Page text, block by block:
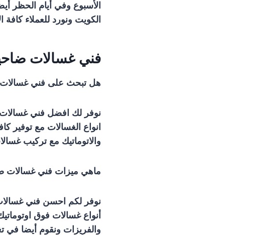
الأسبوع وفي أيام الحظر
الكويت ونورد للعملاء
فني غسالات
هل تبحث على فني غسالات
نوفر لك افضل فني غسالات
انواع الغسالات مع توفير
والاتوماتيك مع تركيب
ماهي ميزات فني غسالات
نوفر لكم احسن فني غسالات
أنواع غسالات فوق
والفريزات ونقوم أيضا في